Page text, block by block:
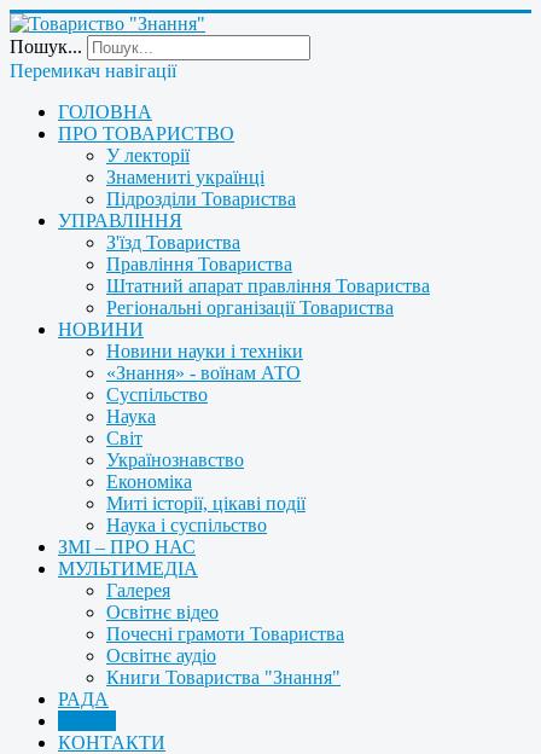
Пошук...
Перемикач навігації
ГОЛОВНА
ПРО ТОВАРИСТВО
У лекторії
Знамениті українці
Підрозділи Товариства
УПРАВЛІННЯ
З'їзд Товариства
Правління Товариства
Штатний апарат правління Товариства
Регіональні організації Товариства
НОВИНИ
Новини науки і техніки
«Знання» - воїнам АТО
Суспільство
Наука
Світ
Українознавство
Економіка
Миті історії, цікаві події
Наука і суспільство
ЗМІ – ПРО НАС
МУЛЬТИМЕДІА
Галерея
Освітнє відео
Почесні грамоти Товариства
Освітнє аудіо
Книги Товариства "Знання"
РАДА
КОНТАКТИ